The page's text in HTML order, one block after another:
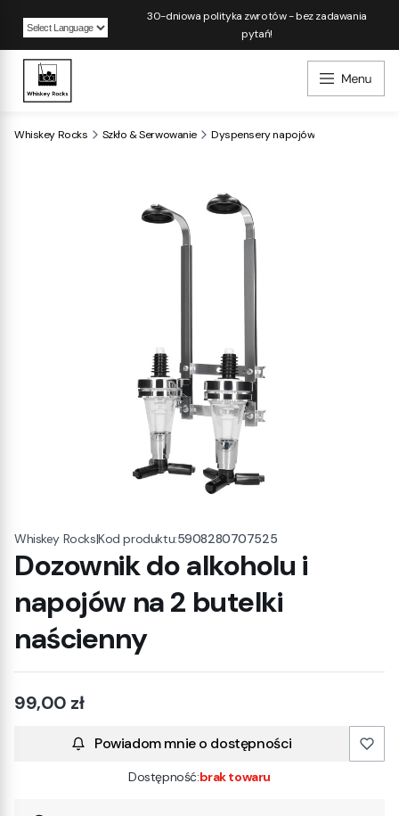
Powered by
30-dniowa polityka zwrotów - bez zadawania
pytań!
Whiskey Rocks Szkło & Serwowanie Dyspensery napojów
Whiskey Rocks|Kod produktu:5908280707525
Dozownik do alkoholu i
napojów na 2 butelki
naścienny
Cena
99,00 zł
Powiadom mnie o dostępności
Dostępność:brak towaru